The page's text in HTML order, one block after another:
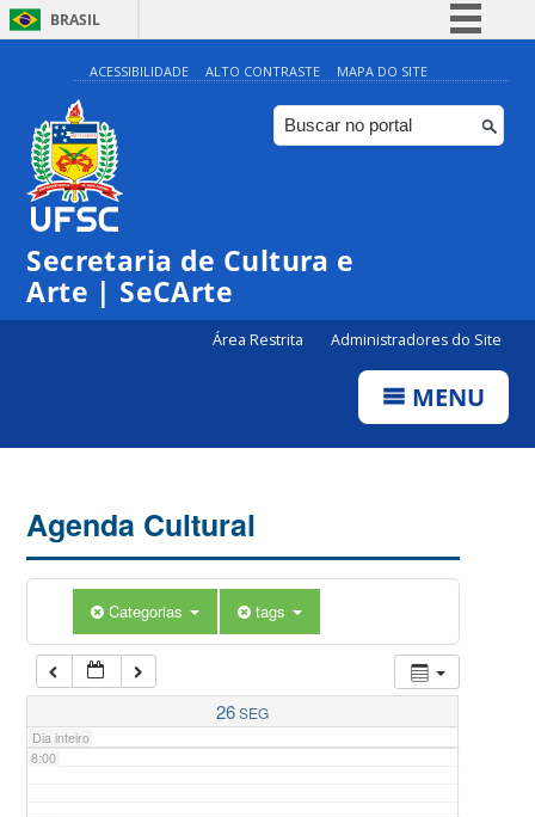
BRASIL
Simplifique!
Comunica BR
Participe
ACESSIBILIDADE ALTO CONTRASTE MAPA DO SITE
Secretaria de Cultura e
Arte | SeCArte
Área Restrita Administradores do Site
MENU
Agenda Cultural
Categorias tags
26SEG
Dia inteiro
0:00
1:00
5:00
7:00
8:00